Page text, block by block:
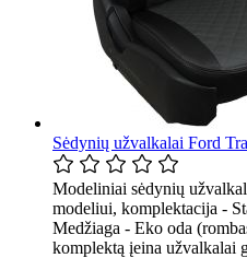
Sėdynių užvalkalai Ford
Modeliniai sėdynių
modeliui, komplektacija -
Medžiaga - Eko oda
komplektą įeina užvalkalai